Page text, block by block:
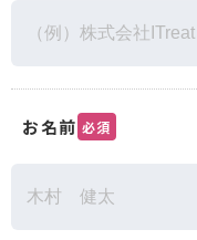
お名前 必須